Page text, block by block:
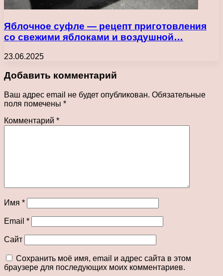
Яблочное суфле — рецепт приготовления
со свежими яблоками и воздушной…
23.06.2025
Добавить комментарий
Ваш адрес email не будет опубликован. Обязательные
поля помечены *
Комментарий *
Имя *
Email *
Сайт
Сохранить моё имя, email и адрес сайта в этом
браузере для последующих моих комментариев.